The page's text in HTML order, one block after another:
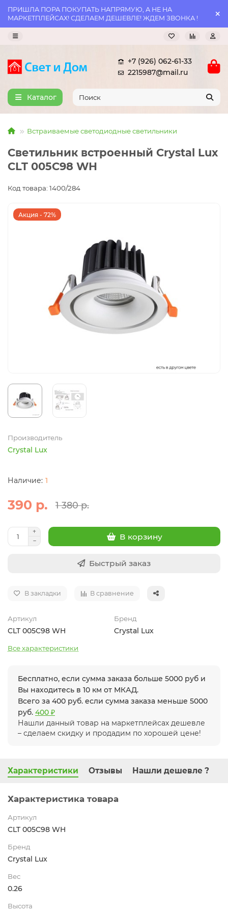
ПРИШЛА ПОРА ПОКУПАТЬ НАПРЯМУЮ, А НЕ НА
МАРКЕТПЛЕЙСАХ! СДЕЛАЕМ ДЕШЕВЛЕ! ЖДЕМ ЗВОНКА !
+7 (926) 062-61-33
2215987@mail.ru
Каталог
Встраиваемые светодиодные светильники
Светильник встроенный Crystal Lux
CLT 005C98 WH
Код товара: 1400/284
Акция - 72%
Производитель
Crystal Lux
1
390 р. 1 380 р.
В корзину
Быстрый заказ
В закладки В сравнение
Артикул
CLT 005C98 WH
Бренд
Crystal Lux
Все характеристики
Бесплатно, если сумма заказа больше 5000 руб и
Вы находитесь в 10 км от МКАД.
Всего за 400 руб. если сумма заказа меньше 5000
руб. 400 ₽
Нашли данный товар на маркетплейсах дешевле
– сделаем скидку и продадим по хорошей цене!
Характеристики Отзывы Нашли дешевле ?
Характеристика товара
Артикул
CLT 005C98 WH
Бренд
Crystal Lux
Вес
0.26
Высота